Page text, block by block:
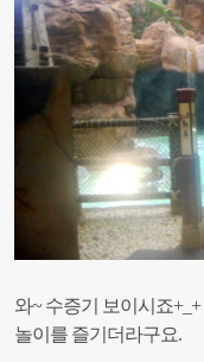
와~ 수증기 보이시죠+_+
놀이를 즐기더라구요.